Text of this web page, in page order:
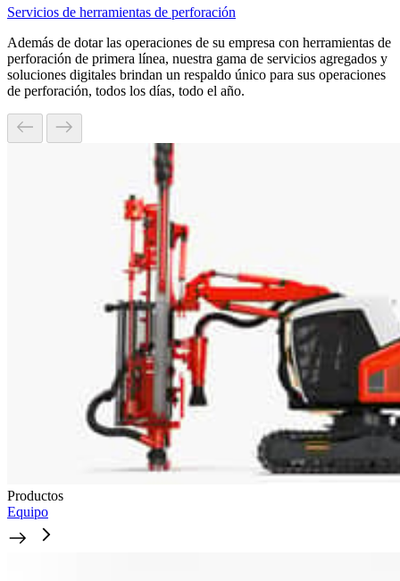
Servicios de herramientas de perforación
Además de dotar las operaciones de su empresa con herramientas de
perforación de primera línea, nuestra gama de servicios agregados y
soluciones digitales brindan un respaldo único para sus operaciones
de perforación, todos los días, todo el año.
Productos
Equipo